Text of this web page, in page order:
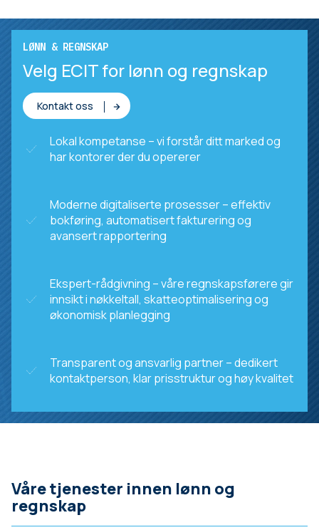
LØNN & REGNSKAP
Velg ECIT for lønn og regnskap
Kontakt oss
Lokal kompetanse – vi forstår ditt marked og
har kontorer der du opererer
Moderne digitaliserte prosesser – effektiv
bokføring, automatisert fakturering og
avansert rapportering
Ekspert-rådgivning – våre regnskapsførere gir
innsikt i nøkkeltall, skatteoptimalisering og
økonomisk planlegging
Transparent og ansvarlig partner – dedikert
kontaktperson, klar prisstruktur og høy kvalitet
Våre tjenester innen lønn og
regnskap